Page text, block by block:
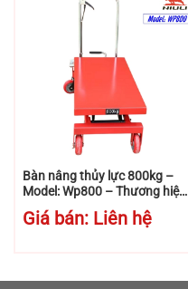
Bàn nâng thủy lực 800kg –
Model: Wp800 – Thương hiệu:
Niuli
Giá bán: Liên hệ